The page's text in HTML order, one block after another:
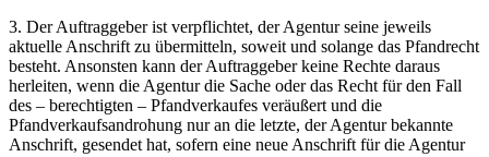
3. Der Auftraggeber ist verpflichtet, der Agentur seine jeweils
aktuelle Anschrift zu übermitteln, soweit und solange das Pfandrecht
besteht. Ansonsten kann der Auftraggeber keine Rechte daraus
herleiten, wenn die Agentur die Sache oder das Recht für den Fall
des – berechtigten – Pfandverkaufes veräußert und die
Pfandverkaufsandrohung nur an die letzte, der Agentur bekannte
Anschrift, gesendet hat, sofern eine neue Anschrift für die Agentur